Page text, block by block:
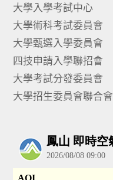
大學入學考試中心
大學術科考試委員會
大學甄選入學委員會
四技申請入學聯招會
大學考試分發委員會
大學招生委員會聯合會